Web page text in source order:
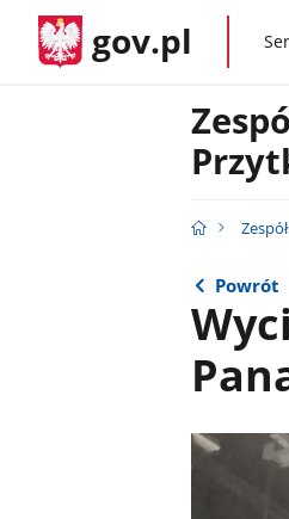
gov.pl gov.pl
Powrót